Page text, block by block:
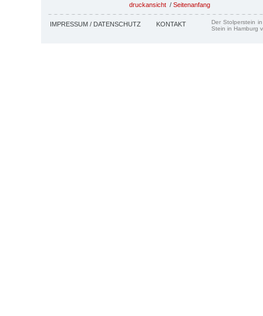
druckansicht / Seitenanfang
IMPRESSUM / DATENSCHUTZ KONTAKT
Der Stolperstein
Stein in Hamburg